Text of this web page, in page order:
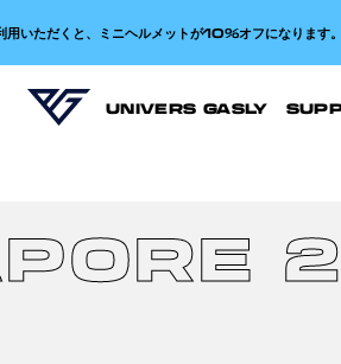
だくと、ミニヘルメットが10%オフになります。
UNIVERS GASLY